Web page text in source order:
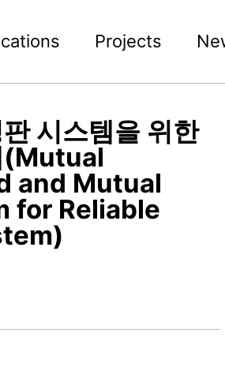
Projects
시스템을 위한
(Mutual
and Mutual
for Reliable